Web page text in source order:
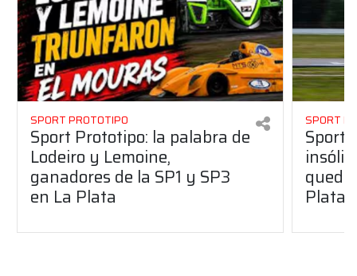
SPORT PROTOTIPO
Sport Prototipo: la palabra de
Lodeiro y Lemoine,
ganadores de la SP1 y SP3
en La Plata
SPORT
Sport
Plata